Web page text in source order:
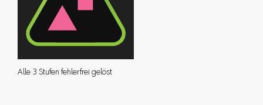
Alle 3 Stufen fehlerfrei gelöst